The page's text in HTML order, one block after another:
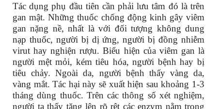
Tác dụng phụ đầu tiên cần phải lưu tâm đó là trên
gan mật. Những thuốc chống động kinh gây viêm
gan nặng nề, nhất là với đối tượng không dung
nạp thuốc, người bị dị ứng, người bị đồng nhiễm
virut hay nghiện rượu. Biểu hiện của viêm gan là
người mệt mỏi, kém tiêu hóa, người bệnh hay bị
tiêu chảy. Ngoài da, người bệnh thấy vàng da,
vàng mắt. Tác hại này sẽ xuất hiện sau khoảng 1-3
tháng dùng thuốc. Trên các thông số xét nghiệm,
người ta thấy tăng lên rõ rệt các enzym nằm trong